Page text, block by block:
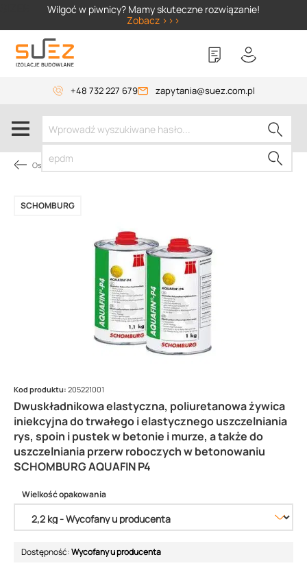
Wilgoć w piwnicy? Mamy skuteczne rozwiązanie!
Zobacz >>>
+48 732 227 679 zapytania@suez.com.pl
Osuszanie budynków
Dwuskładnikowa elastyczna, poliuretanowa żywica
iniekcyjna do trwałego i elastycznego uszczelniania
rys, spoin i pustek w betonie i murze, a także do
uszczelniania przerw roboczych w betonowaniu
SCHOMBURG AQUAFIN P4
SCHOMBURG
Kod produktu: 205221001
Wielkość opakowania
Dostępność:Wycofany u producenta